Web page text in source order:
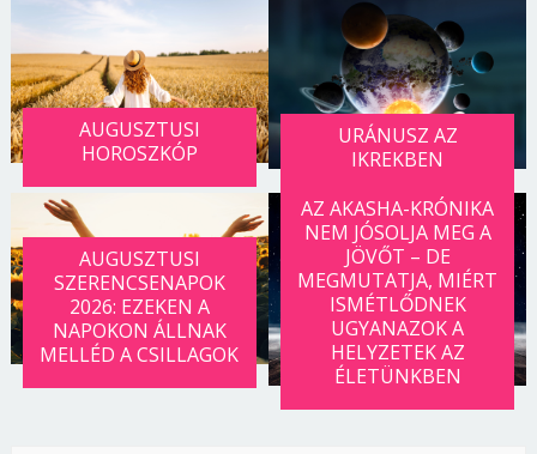
AUGUSZTUSI
HOROSZKÓP
URÁNUSZ AZ
IKREKBEN
AUGUSZTUSI
SZERENCSENAPOK
2026: EZEKEN A
NAPOKON ÁLLNAK
MELLÉD A CSILLAGOK
AZ AKASHA-KRÓNIKA
NEM JÓSOLJA MEG A
JÖVŐT – DE
MEGMUTATJA, MIÉRT
ISMÉTLŐDNEK
UGYANAZOK A
HELYZETEK AZ
ÉLETÜNKBEN